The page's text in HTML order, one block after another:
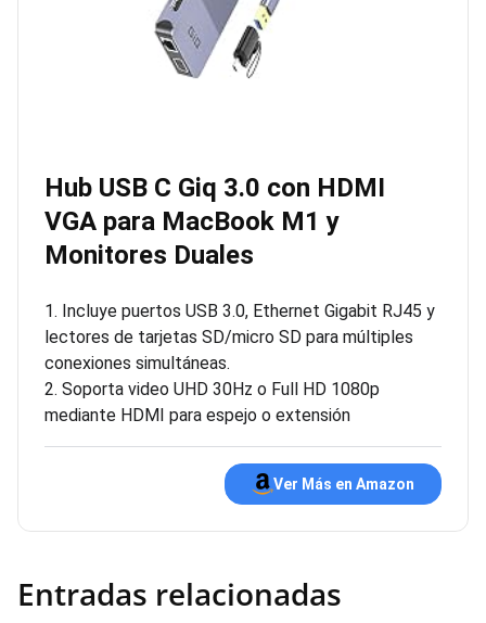
Hub USB C Giq 3.0 con HDMI
VGA para MacBook M1 y
Monitores Duales
1. Incluye puertos USB 3.0, Ethernet Gigabit RJ45 y
lectores de tarjetas SD/micro SD para múltiples
conexiones simultáneas.
2. Soporta video UHD 30Hz o Full HD 1080p
mediante HDMI para espejo o extensión
Ver Más en Amazon
Entradas relacionadas